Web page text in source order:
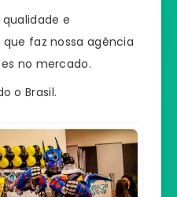
e
faz nossa agência
no mercado.
o Brasil.